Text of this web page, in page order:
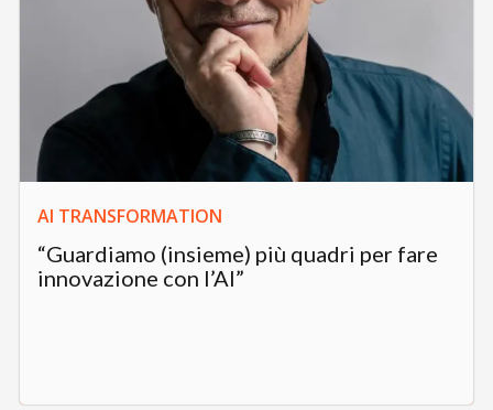
AI TRANSFORMATION
“Guardiamo (insieme) più quadri per fare
innovazione con l’AI”